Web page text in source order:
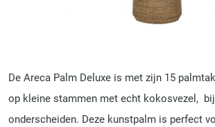
De Areca Palm Deluxe is met zijn 15
op kleine stammen met echt kokosvezel,
onderscheiden. Deze kunstpalm is perfect